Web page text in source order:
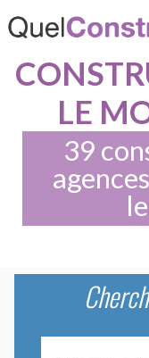
LE
39